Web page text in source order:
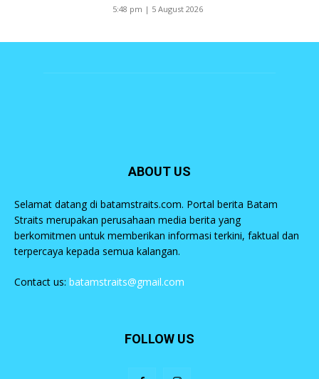
5:48 pm | 5 August 2026
ABOUT US
Selamat datang di batamstraits.com. Portal berita Batam
Straits merupakan perusahaan media berita yang
berkomitmen untuk memberikan informasi terkini, faktual dan
terpercaya kepada semua kalangan.
Contact us: batamstraits@gmail.com
FOLLOW US